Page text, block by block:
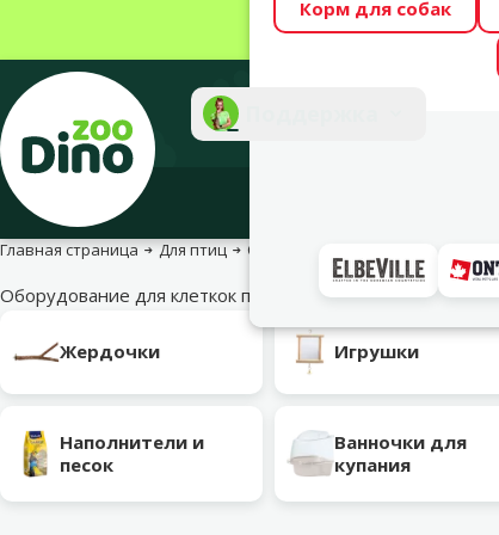
Весь месяц
Корм для собак
Главная страница Для птиц Оборудование для клетки
Оборудование для клеткок птиц
Жердочки
Игрушки
Наполнители и
песок
Ванночки для
купания